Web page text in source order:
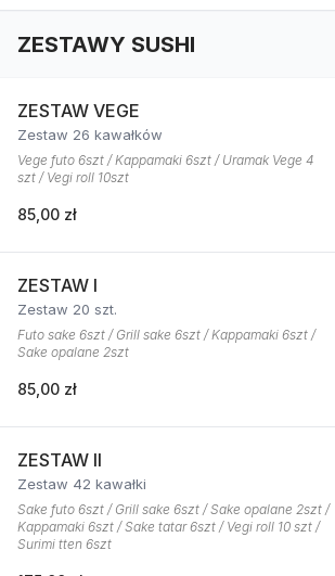
ZESTAWY SUSHI
ZESTAW VEGE
Zestaw 26 kawałków
Vege futo 6szt / Kappamaki 6szt / Uramak Vege 4
szt / Vegi roll 10szt
85,00 zł
ZESTAW I
Zestaw 20 szt.
Futo sake 6szt / Grill sake 6szt / Kappamaki 6szt /
Sake opalane 2szt
85,00 zł
ZESTAW II
Zestaw 42 kawałki
Sake futo 6szt / Grill sake 6szt / Sake opalane 2szt /
Kappamaki 6szt / Sake tatar 6szt / Vegi roll 10 szt /
Surimi tten 6szt